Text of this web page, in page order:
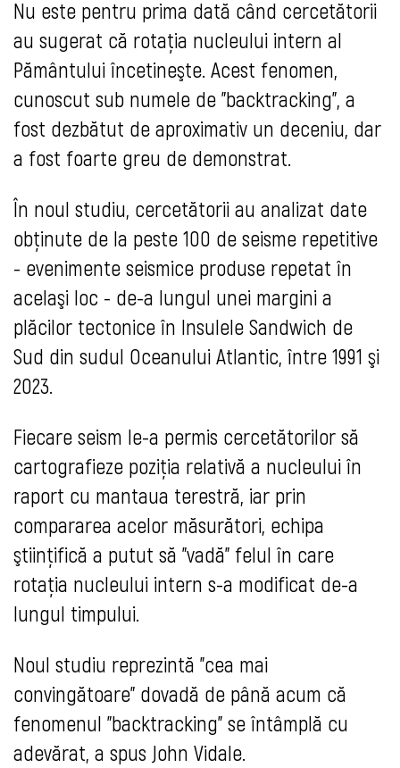
Nu este pentru prima dată când cercetătorii
au sugerat că rotaţia nucleului intern al
Pământului încetineşte. Acest fenomen,
cunoscut sub numele de "backtracking", a
fost dezbătut de aproximativ un deceniu, dar
a fost foarte greu de demonstrat.
În noul studiu, cercetătorii au analizat date
obţinute de la peste 100 de seisme repetitive
- evenimente seismice produse repetat în
acelaşi loc - de-a lungul unei margini a
plăcilor tectonice în Insulele Sandwich de
Sud din sudul Oceanului Atlantic, între 1991 şi
2023.
Fiecare seism le-a permis cercetătorilor să
cartografieze poziţia relativă a nucleului în
raport cu mantaua terestră, iar prin
compararea acelor măsurători, echipa
ştiinţifică a putut să "vadă" felul în care
rotaţia nucleului intern s-a modificat de-a
lungul timpului.
Noul studiu reprezintă "cea mai
convingătoare" dovadă de până acum că
fenomenul "backtracking" se întâmplă cu
adevărat, a spus John Vidale.